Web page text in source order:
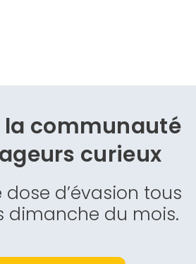
la communauté
curieux
dose d’évasion tous
dimanche du mois.